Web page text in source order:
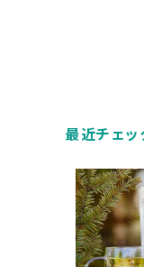
最近チェッ